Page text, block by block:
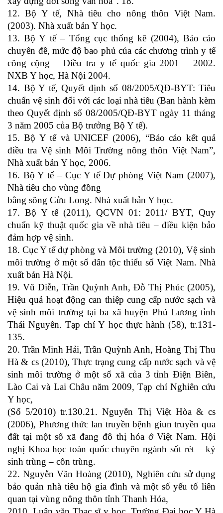
12. Bộ Y tế, Nhà tiêu cho nông thôn Việt Nam.
(2003). Nhà xuất bản Y học.
13. Bộ Y tế – Tổng cục thống kê (2004), Báo cáo
chuyên đề, mức độ bao phủ của các chương trình y tế
công cộng – Điều tra y tế quốc gia 2001 – 2002.
NXB Y học, Hà Nội 2004.
14. Bộ Y tế, Quyết định số 08/2005/QĐ-BYT: Tiêu
chuẩn vệ sinh đối với các loại nhà tiêu (Ban hành kèm
theo Quyết định số 08/2005/QĐ-BYT ngày 11 tháng
3 năm 2005 của Bộ trưởng Bộ Y tế).
15. Bộ Y tế và UNICEF (2006), “Báo cáo kết quả
điều tra Vệ sinh Môi Trường nông thôn Việt Nam”,
Nhà xuất bản Y học, 2006.
16. Bộ Y tế – Cục Y tế Dự phòng Việt Nam (2007),
Nhà tiêu cho vùng đồng
bằng sông Cửu Long. Nhà xuất bản Y học.
17. Bộ Y tế (2011), QCVN 01: 2011/ BYT, Quy
chuẩn kỹ thuật quốc gia về nhà tiêu – điều kiện bảo
đảm hợp vệ sinh.
18. Cục Y tế dự phòng và Môi trường (2010), Vệ sinh
môi trường ở một số dân tộc thiểu số Việt Nam. Nhà
xuất bản Hà Nội.
19. Vũ Diễn, Trần Quỳnh Anh, Đỗ Thị Phúc (2005),
Hiệu quả hoạt động can thiệp cung cấp nước sạch và
vệ sinh môi trường tại ba xã huyện Phú Lương tỉnh
Thái Nguyên. Tạp chí Y học thực hành (58), tr.131-
135.
20. Trần Minh Hải, Trần Quỳnh Anh, Hoàng Thị Thu
Hà & cs (2010), Thực trạng cung cấp nước sạch và vệ
sinh môi trường ở một số xã của 3 tỉnh Điện Biên,
Lào Cai và Lai Châu năm 2009, Tạp chí Nghiên cứu
Y học,
(Số 5/2010) tr.130.21. Nguyễn Thị Việt Hòa & cs
(2006), Phương thức lan truyền bệnh giun truyền qua
đất tại một số xã đang đô thị hóa ở Việt Nam. Hội
nghị Khoa học toàn quốc chuyên ngành sốt rét – ký
sinh trùng – côn trùng.
22. Nguyễn Văn Hoàng (2010), Nghiên cứu sử dụng
bảo quản nhà tiêu hộ gia đình và một số yếu tố liên
quan tại vùng nông thôn tỉnh Thanh Hóa,